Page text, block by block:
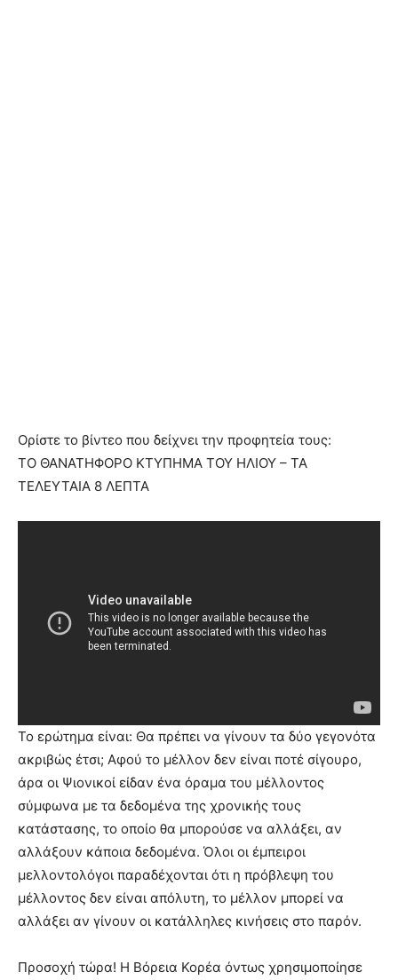
Ορίστε το βίντεο που δείχνει την προφητεία τους:
ΤΟ ΘΑΝΑΤΗΦΟΡΟ ΚΤΥΠΗΜΑ ΤΟΥ ΗΛΙΟΥ – ΤΑ
ΤΕΛΕΥΤΑΙΑ 8 ΛΕΠΤΑ
Το ερώτημα είναι: Θα πρέπει να γίνουν τα δύο γεγονότα
ακριβώς έτσι; Αφού το μέλλον δεν είναι ποτέ σίγουρο,
άρα οι Ψιονικοί είδαν ένα όραμα του μέλλοντος
σύμφωνα με τα δεδομένα της χρονικής τους
κατάστασης, το οποίο θα μπορούσε να αλλάξει, αν
αλλάξουν κάποια δεδομένα. Όλοι οι έμπειροι
μελλοντολόγοι παραδέχονται ότι η πρόβλεψη του
μέλλοντος δεν είναι απόλυτη, το μέλλον μπορεί να
αλλάξει αν γίνουν οι κατάλληλες κινήσεις στο παρόν.
Προσοχή τώρα! Η Βόρεια Κορέα όντως χρησιμοποίησε